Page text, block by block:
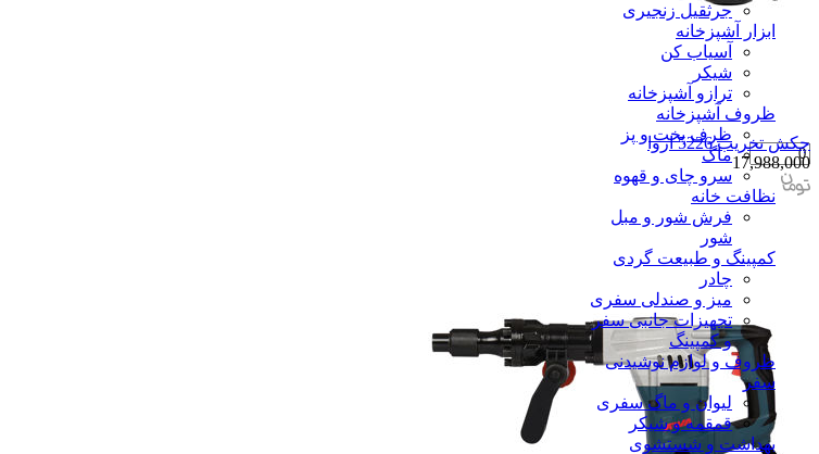
جرثقیل زنجیری
ابزار آشپزخانه
آسیاب کن
شیکر
ترازو آشپزخانه
ظروف آشپزخانه
ظرف پخت و پز
ماگ
سرو چای و قهوه
نظافت خانه
فرش شور و مبل
شور
کمپینگ و طبیعت گردی
چادر
میز و صندلی سفری
تجهیزات جانبی سفر
و کمپینگ
ظروف و لوازم نوشیدنی
سفر
لیوان و ماگ سفری
قمقمه و شیکر
بهداشت و شستشوی
چکش تخریب 5226 اروا
17,988,000